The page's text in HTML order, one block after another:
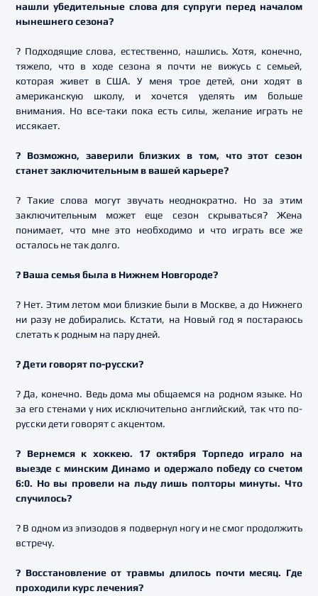
нашли убедительные слова для супруги перед началом
нынешнего сезона?
? Подходящие слова, естественно, нашлись. Хотя, конечно,
тяжело, что в ходе сезона я почти не вижусь с семьей,
которая живет в США. У меня трое детей, они ходят в
американскую школу, и хочется уделять им больше
внимания. Но все-таки пока есть силы, желание играть не
иссякает.
? Возможно, заверили близких в том, что этот сезон
станет заключительным в вашей карьере?
? Такие слова могут звучать неоднократно. Но за этим
заключительным может еще сезон скрываться? Жена
понимает, что мне это необходимо и что играть все же
осталось не так долго.
? Ваша семья была в Нижнем Новгороде?
? Нет. Этим летом мои близкие были в Москве, а до Нижнего
ни разу не добирались. Кстати, на Новый год я постараюсь
слетать к родным на пару дней.
? Дети говорят по-русски?
? Да, конечно. Ведь дома мы общаемся на родном языке. Но
за его стенами у них исключительно английский, так что по-
русски дети говорят с акцентом.
? Вернемся к хоккею. 17 октября Торпедо играло на
выезде с минским Динамо и одержало победу со счетом
6:0. Но вы провели на льду лишь полторы минуты. Что
случилось?
? В одном из эпизодов я подвернул ногу и не смог продолжить
встречу.
? Восстановление от травмы длилось почти месяц. Где
проходили курс лечения?